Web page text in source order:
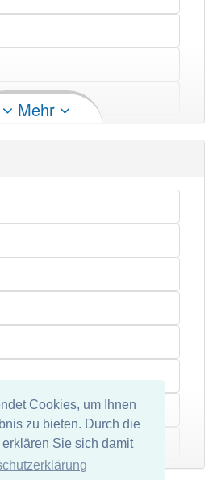
Cookies, um Ihnen
zu bieten. Durch die
Sie sich damit
Mehr
Mehr